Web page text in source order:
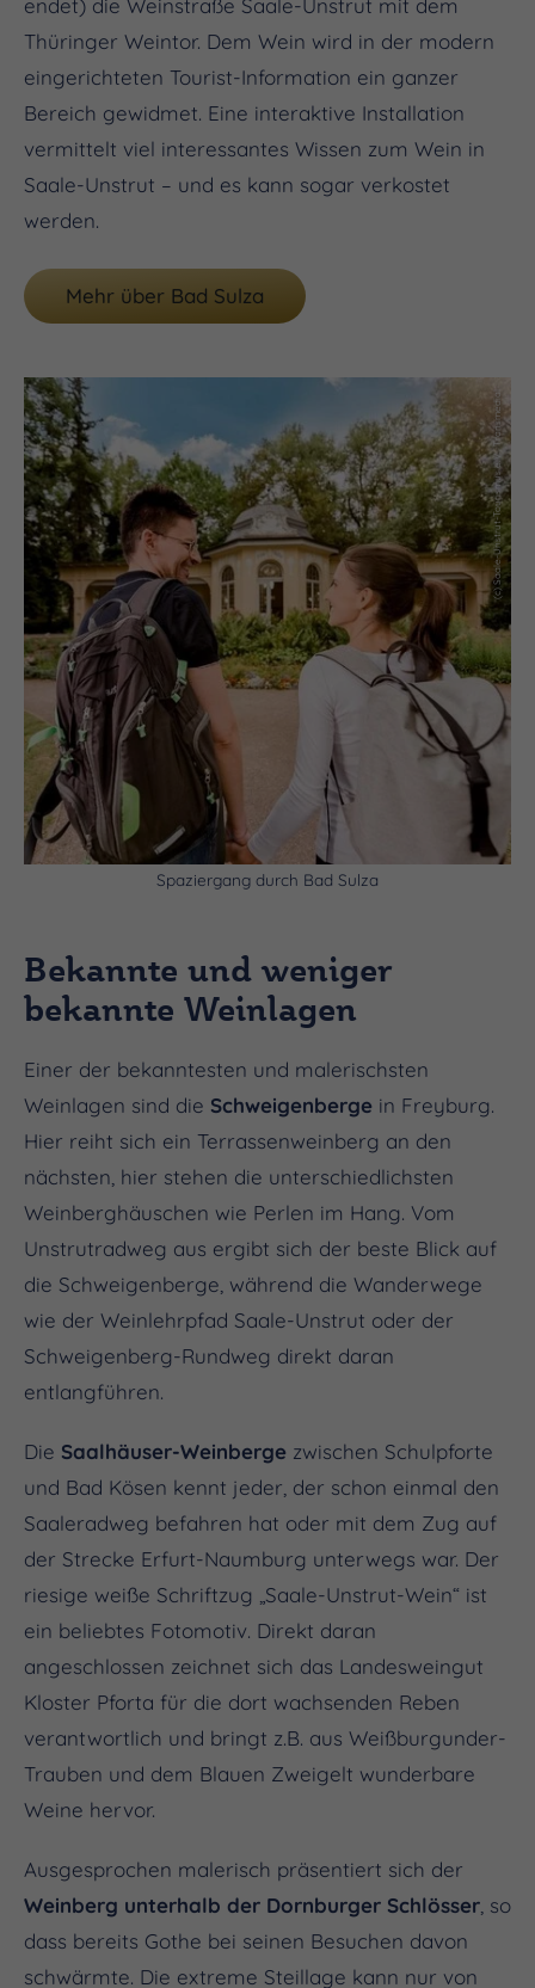
endet) die Weinstraße Saale-Unstrut mit dem
Thüringer Weintor. Dem Wein wird in der modern
eingerichteten Tourist-Information ein ganzer
Bereich gewidmet. Eine interaktive Installation
vermittelt viel interessantes Wissen zum Wein in
Saale-Unstrut – und es kann sogar verkostet
werden.
Mehr über Bad Sulza
(c) Saale-Unstrut-Tourismus e.V., Transmedial
Spaziergang durch Bad Sulza
Bekannte und weniger
bekannte Weinlagen
Einer der bekanntesten und malerischsten
Weinlagen sind die Schweigenberge in Freyburg.
Hier reiht sich ein Terrassenweinberg an den
nächsten, hier stehen die unterschiedlichsten
Weinberghäuschen wie Perlen im Hang. Vom
Unstrutradweg aus ergibt sich der beste Blick auf
die Schweigenberge, während die Wanderwege
wie der Weinlehrpfad Saale-Unstrut oder der
Schweigenberg-Rundweg direkt daran
entlangführen.
Die Saalhäuser-Weinberge zwischen Schulpforte
und Bad Kösen kennt jeder, der schon einmal den
Saaleradweg befahren hat oder mit dem Zug auf
der Strecke Erfurt-Naumburg unterwegs war. Der
riesige weiße Schriftzug „Saale-Unstrut-Wein“ ist
ein beliebtes Fotomotiv. Direkt daran
angeschlossen zeichnet sich das Landesweingut
Kloster Pforta für die dort wachsenden Reben
verantwortlich und bringt z.B. aus Weißburgunder-
Trauben und dem Blauen Zweigelt wunderbare
Weine hervor.
Ausgesprochen malerisch präsentiert sich der
Weinberg unterhalb der Dornburger Schlösser , so
dass bereits Gothe bei seinen Besuchen davon
schwärmte. Die extreme Steillage kann nur von